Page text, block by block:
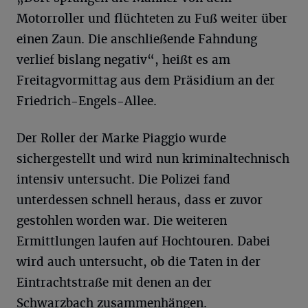
Motorroller und flüchteten zu Fuß weiter über
einen Zaun. Die anschließende Fahndung
verlief bislang negativ“, heißt es am
Freitagvormittag aus dem Präsidium an der
Friedrich-Engels-Allee.
Der Roller der Marke Piaggio wurde
sichergestellt und wird nun kriminaltechnisch
intensiv untersucht. Die Polizei fand
unterdessen schnell heraus, dass er zuvor
gestohlen worden war. Die weiteren
Ermittlungen laufen auf Hochtouren. Dabei
wird auch untersucht, ob die Taten in der
Eintrachtstraße mit denen an der
Schwarzbach zusammenhängen.